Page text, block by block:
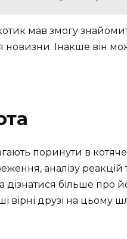
мав змогу
новизни. Інакше він
поринути в котяче
аналізу реакцій
дізнатися більше про
вірні друзі на цьому